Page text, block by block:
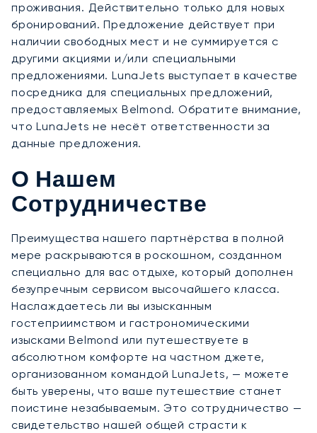
проживания. Действительно только для новых
бронирований. Предложение действует при
наличии свободных мест и не суммируется с
другими акциями и/или специальными
предложениями. LunaJets выступает в качестве
посредника для специальных предложений,
предоставляемых Belmond. Обратите внимание,
что LunaJets не несёт ответственности за
данные предложения.
О Нашем
Сотрудничестве
Преимущества нашего партнёрства в полной
мере раскрываются в роскошном, созданном
специально для вас отдыхе, который дополнен
безупречным сервисом высочайшего класса.
Наслаждаетесь ли вы изысканным
гостеприимством и гастрономическими
изысками Belmond или путешествуете в
абсолютном комфорте на частном джете,
организованном командой LunaJets, — можете
быть уверены, что ваше путешествие станет
поистине незабываемым. Это сотрудничество —
свидетельство нашей общей страсти к